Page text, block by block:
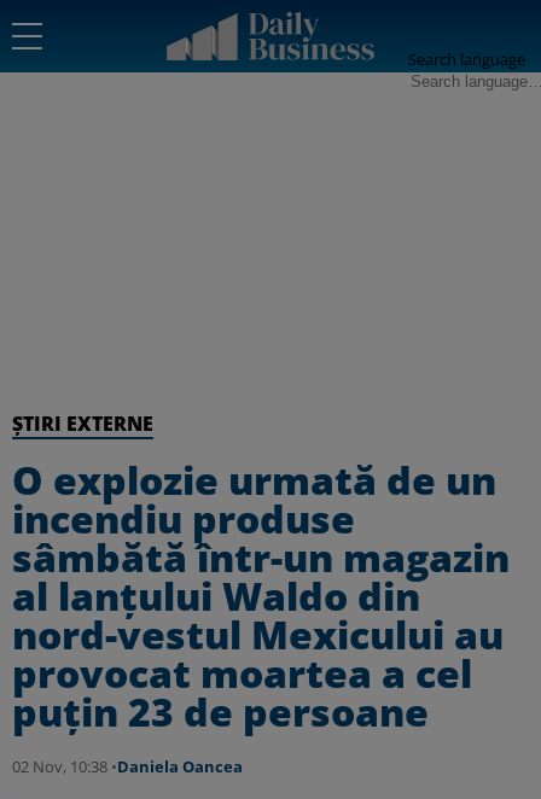
Search language
ȘTIRI EXTERNE
O explozie urmată de un
incendiu produse
sâmbătă într-un magazin
al lanțului Waldo din
nord-vestul Mexicului au
provocat moartea a cel
puțin 23 de persoane
02 Nov, 10:38 •Daniela Oancea